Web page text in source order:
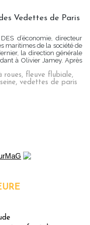
Vedettes de Paris
d’économie, directeur
maritimes de la société de
la direction générale
à Olivier Jamey. Après
roues, fleuve flubiale,
seine, vedettes de paris